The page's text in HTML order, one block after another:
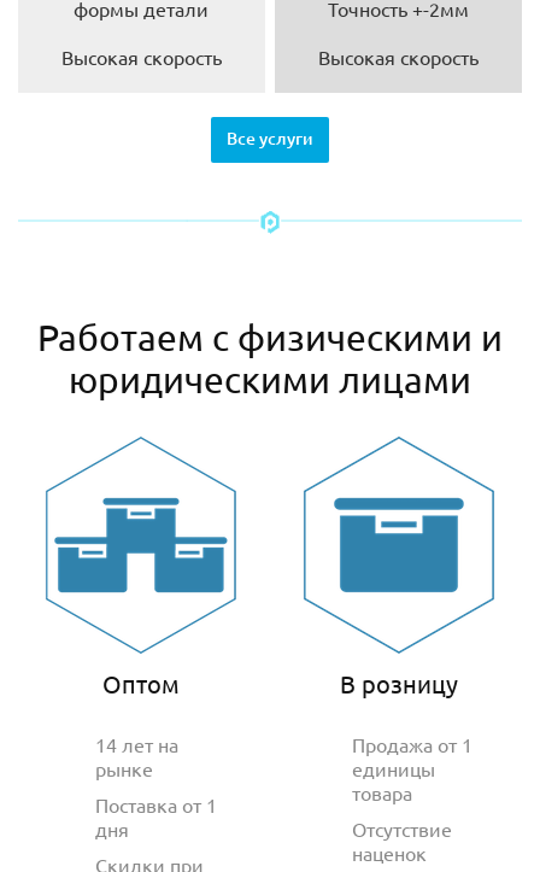
формы детали
Высокая скорость
Точность +-2мм
Высокая скорость
Все услуги
Работаем с физическими и
юридическими лицами
Оптом
14 лет на
рынке
Поставка от 1
дня
Скидки при
В розницу
Продажа от 1
единицы
товара
Отсутствие
наценок